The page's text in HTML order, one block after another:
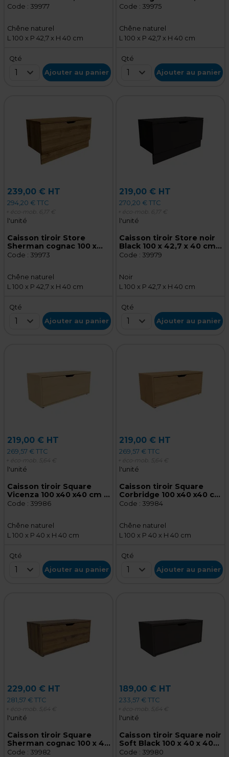
cm – Meuble de
Code : 39977
Chêne naturel
L 100 x P 42,7 x H 40 cm
Qté
1 Ajouter au panier
cm - Meuble de
Code : 39975
Chêne naturel
L 100 x P 42,7 x H 40 cm
Qté
1 Ajouter au panier
239,00 € HT
294,20 € TTC
+ éco-mob. 6,17 €
l'unité
Caisson tiroir Store
Sherman cognac 100 x
42,7 x 40 cm – Meuble de
Code : 39973
Chêne naturel
L 100 x P 42,7 x H 40 cm
Qté
1 Ajouter au panier
219,00 € HT
270,20 € TTC
+ éco-mob. 6,17 €
l'unité
Caisson tiroir Store noir
Black 100 x 42,7 x 40 cm -
Meuble de rangement
Code : 39979
Noir
L 100 x P 42,7 x H 40 cm
Qté
1 Ajouter au panier
219,00 € HT
269,57 € TTC
+ éco-mob. 5,64 €
l'unité
Caisson tiroir Square
Vicenza 100 x40 x40 cm –
Meuble de rangement
Code : 39986
Chêne naturel
L 100 x P 40 x H 40 cm
Qté
1 Ajouter au panier
219,00 € HT
269,57 € TTC
+ éco-mob. 5,64 €
l'unité
Caisson tiroir Square
Corbridge 100 x40 x40 cm
– Meuble de rangement
Code : 39984
Chêne naturel
L 100 x P 40 x H 40 cm
Qté
1 Ajouter au panier
229,00 € HT
281,57 € TTC
+ éco-mob. 5,64 €
l'unité
Caisson tiroir Square
Sherman cognac 100 x 40
x 40 cm – Meuble de
Code : 39982
189,00 € HT
233,57 € TTC
+ éco-mob. 5,64 €
l'unité
Caisson tiroir Square noir
Soft Black 100 x 40 x 40
cm - Meuble de
Code : 39980